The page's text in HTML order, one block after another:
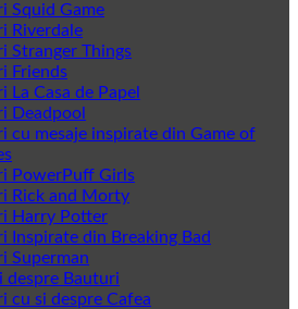
Squid Game
Riverdale
Stranger Things
Friends
La Casa de Papel
Deadpool
cu mesaje inspirate din Game of
PowerPuff Girls
Rick and Morty
Harry Potter
Inspirate din Breaking Bad
Superman
despre Bauturi
cu si despre Cafea